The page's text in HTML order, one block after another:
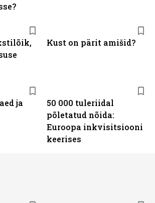
Kust on pärit amišid?
ja
50 000 tuleriidal
põletatud nõida:
Euroopa inkvisitsiooni
keerises